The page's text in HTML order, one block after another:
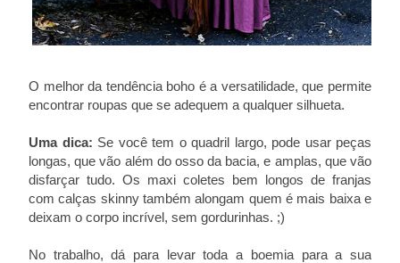
O melhor da tendência boho é a versatilidade, que permite
encontrar roupas que se adequem a qualquer silhueta.
Uma dica: Se você tem o quadril largo, pode usar peças
longas, que vão além do osso da bacia, e amplas, que vão
disfarçar tudo. Os maxi coletes bem longos de franjas
com calças skinny também alongam quem é mais baixa e
deixam o corpo incrível, sem gordurinhas. ;)
No trabalho, dá para levar toda a boemia para a sua